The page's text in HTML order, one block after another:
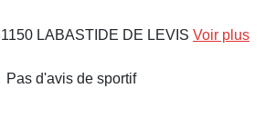
LABASTIDE DE LEVIS Voir plus
Pas d'avis de sportif